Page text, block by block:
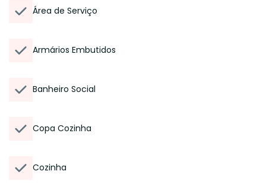
Área de Serviço
Armários Embutidos
Banheiro Social
Copa Cozinha
Cozinha